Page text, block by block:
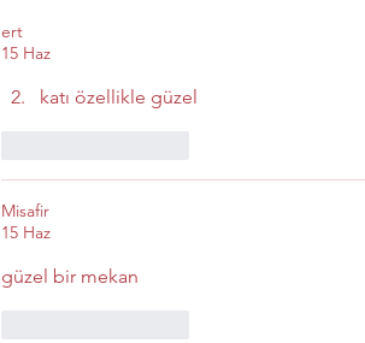
ert
15 Haz
katı özellikle güzel
Misafir
15 Haz
güzel bir mekan